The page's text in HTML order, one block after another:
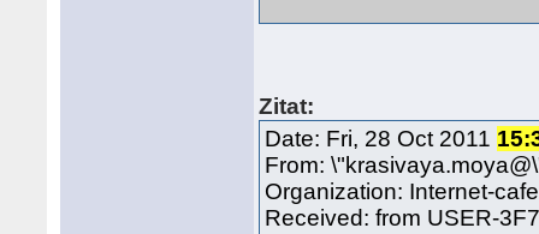
Zitat:
Date: Fri, 28 Oct 2011
From:
Organization: Internet-cafe
Received: from USER-